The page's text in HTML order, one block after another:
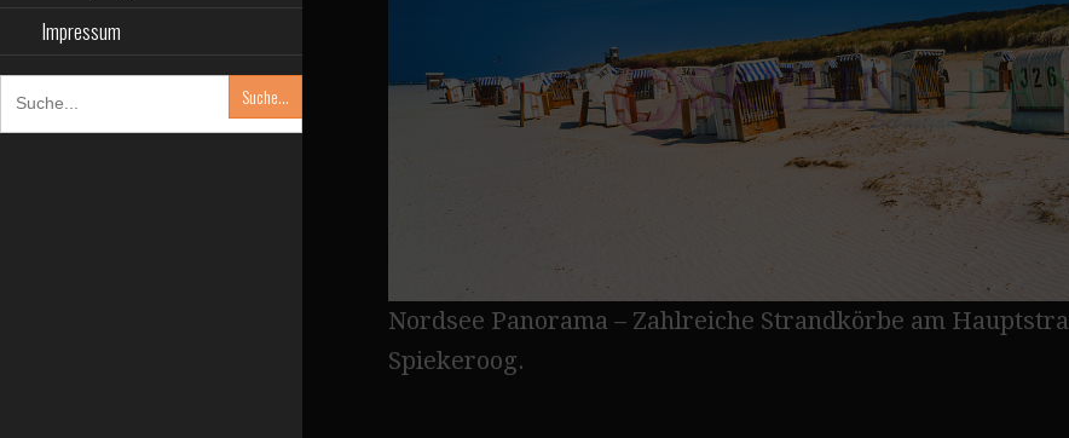
Impressum
SEARCH
FOR:
Nordsee Panorama – Zahlreiche Strandkörbe am
Spiekeroog.